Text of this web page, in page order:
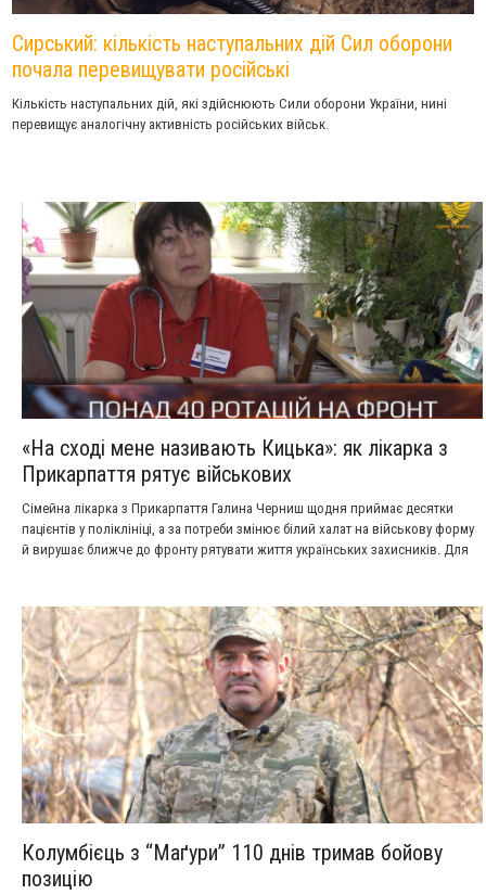
Сирський: кількість наступальних дій Сил оборони
почала перевищувати російські
Кількість наступальних дій, які здійснюють Сили оборони України, нині
перевищує аналогічну активність російських військ.
«На сході мене називають Кицька»: як лікарка з
Прикарпаття рятує військових
Сімейна лікарка з Прикарпаття Галина Черниш щодня приймає десятки
пацієнтів у поліклініці, а за потреби змінює білий халат на військову форму
й вирушає ближче до фронту рятувати життя українських захисників. Для
Колумбієць з “Маґури” 110 днів тримав бойову
позицію